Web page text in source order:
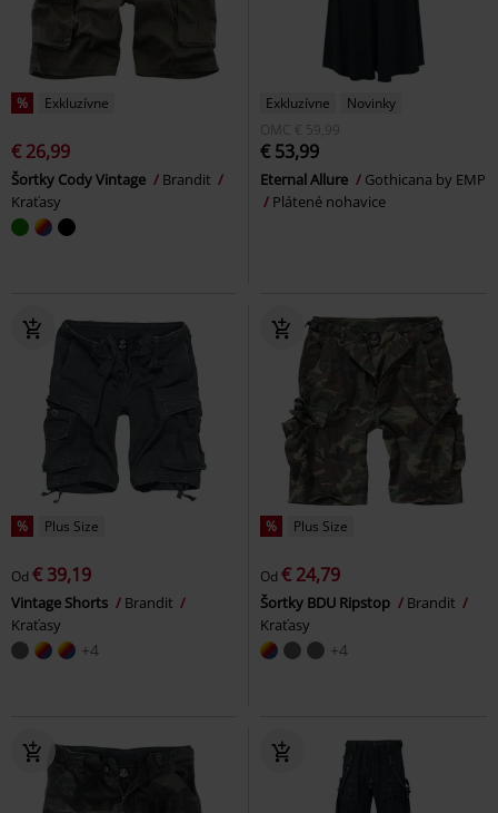
% Exkluzívne
€ 26,99
Šortky Cody Vintage
Brandit
Kraťasy
Exkluzívne
Novinky
OMC € 59,99
€ 53,99
Eternal Allure
Gothicana by EMP
Plátené nohavice
% Plus Size
Od € 39,19
Vintage Shorts
Brandit
Kraťasy
+4
% Plus Size
Od € 24,79
Šortky BDU Ripstop
Brandit
Kraťasy
+4